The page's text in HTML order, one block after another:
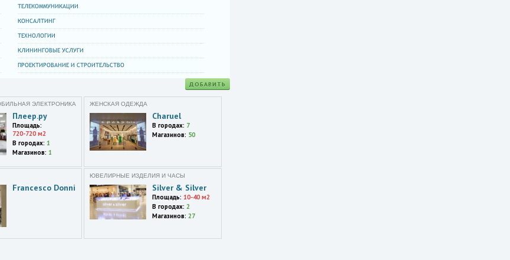
ТЕЛЕКОММУНИКАЦИИ
КОНСАЛТИНГ
ТЕХНОЛОГИИ
КЛИНИНГОВЫЕ УСЛУГИ
ПРОЕКТИРОВАНИЕ И СТРОИТЕЛЬСТВО
ДОБАВИТЬ
ЭЛЕКТРОНИКА
Плеер.ру
Площадь:
720-720 м2
В городах: 1
Магазинов: 1
ЖЕНСКАЯ ОДЕЖДА
Charuel
В городах: 7
Магазинов: 50
Francesco Donni
ЮВЕЛИРНЫЕ ИЗДЕЛИЯ И ЧАСЫ
Silver & Silver
Площадь: 10-40 м2
В городах: 2
Магазинов: 27